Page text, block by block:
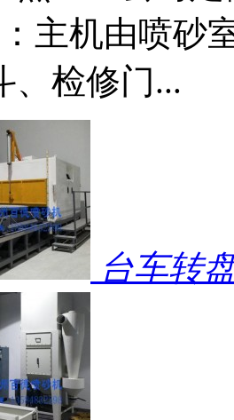
主机由喷砂
、检修门...
台车转